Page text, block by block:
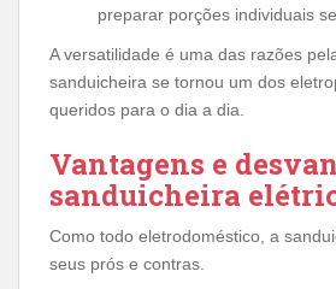
preparar porções individuais
A versatilidade é uma das razões
sanduicheira se tornou um dos
queridos para o dia a dia.
Vantagens e
sanduicheira
Como todo eletrodoméstico, a
seus prós e contras.